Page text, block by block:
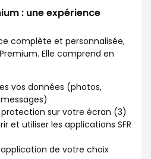
: une expérience
complète et personnalisée,
Elle comprend en
vos données (photos,
sur votre écran (3)
et utiliser les applications SFR
de votre choix